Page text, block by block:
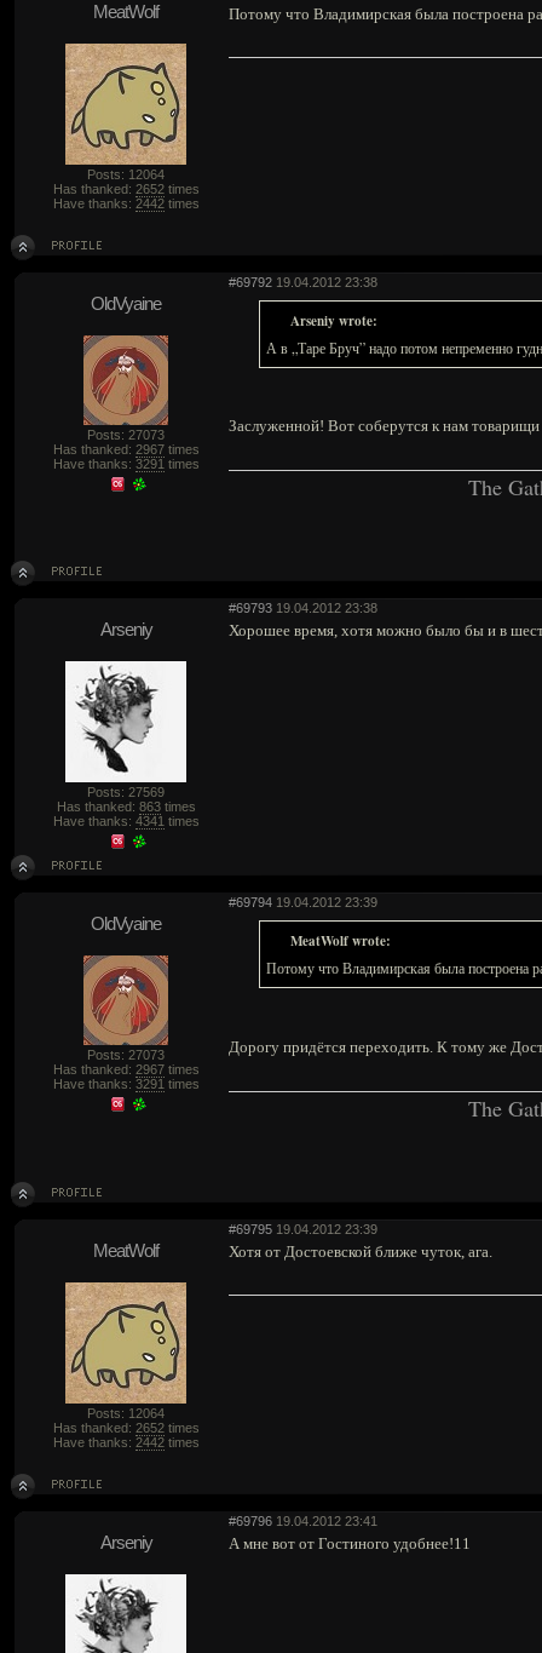
MeatWolf
Posts: 12064
Has thanked: 2652times
Have thanks: 2442times
Потому что Владимирская была построена
#69792 19.04.2012 23:38
OldVyaine
Posts: 27073
Has thanked: 2967times
Have thanks: 3291 times
Arseniy wrote:
А в „Таре Бруч” надо потом непременно
Заслуженной! Вот соберутся к нам
The
#69793 19.04.2012 23:38
Arseniy
Posts: 27569
Has thanked: 863times
Have thanks: 4341 times
Хорошее время, хотя можно было бы и в
#69794 19.04.2012 23:39
OldVyaine
Posts: 27073
Has thanked: 2967times
Have thanks: 3291 times
MeatWolf wrote:
Потому что Владимирская была построена
Дорогу придётся переходить. К тому же
The
#69795 19.04.2012 23:39
MeatWolf
Posts: 12064
Has thanked: 2652times
Have thanks: 2442times
Хотя от Достоевской ближе чуток, ага.
#69796 19.04.2012 23:41
Arseniy А мне вот от Гостиного удобнее!11